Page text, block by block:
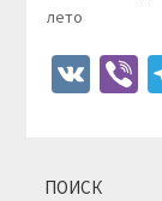
лето
VK
ПОИСК